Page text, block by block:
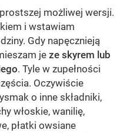
możliwej wersji.
i wstawiam
Gdy napęcznieją
je ze skyrem lub
. Tyle w zupełności
Oczywiście
o inne składniki,
włoskie, wanilię,
płatki owsiane